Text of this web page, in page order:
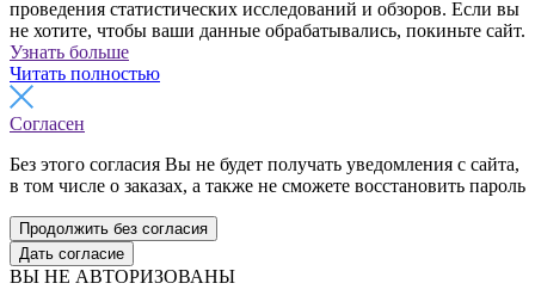
проведения статистических исследований и обзоров. Если вы
не хотите, чтобы ваши данные обрабатывались, покиньте сайт.
Узнать больше
Читать полностью
Согласен
Без этого согласия Вы не будет получать уведомления с сайта,
в том числе о заказах, а также не сможете восстановить пароль
Продолжить без согласия
Дать согласие
ВЫ НЕ АВТОРИЗОВАНЫ